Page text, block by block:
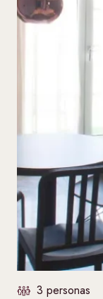
3 personas